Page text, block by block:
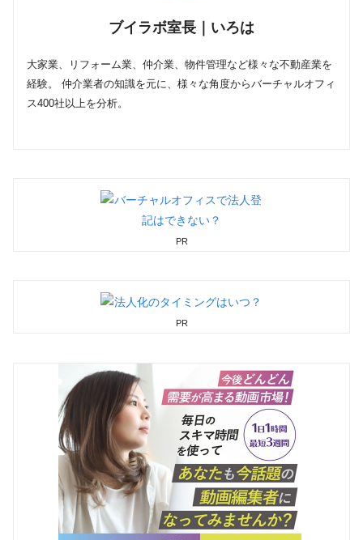
ブイラボ室長｜いろは
大家業、リフォーム業、仲介業、物件管理など様々な不動産業を
経験。 仲介業者の知識を元に、様々な角度からバーチャルオフィ
ス400社以上を分析。
PR
PR